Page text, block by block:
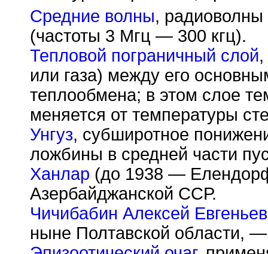
Средние волны,
(частоты 3 Мгц — 300 кгц).
Тепловой пограничный слой
или газа) между его
теплообмена; в этом слое
меняется от температуры
Унгуз, субширотное
ложбины в средней части
Ханлар (до 1938 —
Азербайджанской ССР.
Чичибабин Алексей
ныне Полтавской области,